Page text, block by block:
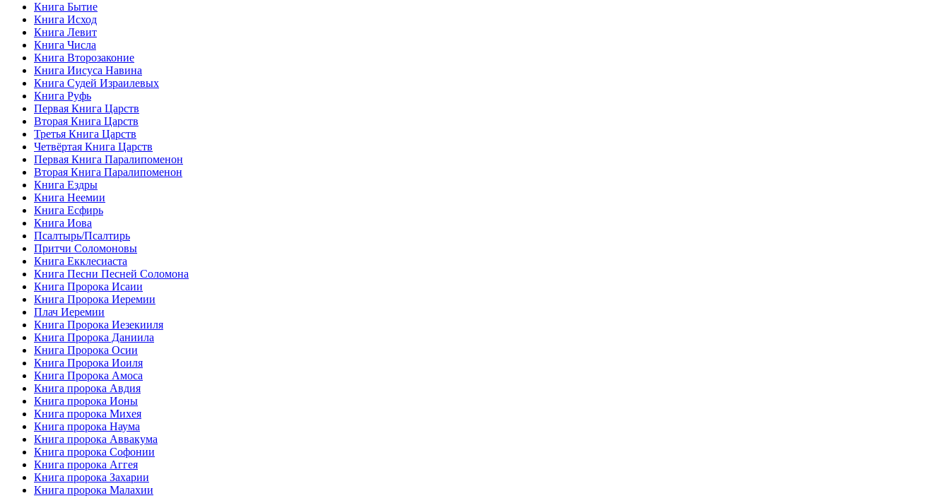
Книга Бытие
Книга Исход
Книга Левит
Книга Числа
Книга Второзаконие
Книга Иисуса Навина
Книга Судей Израилевых
Книга Руфь
Первая Книга Царств
Вторая Книга Царств
Третья Книга Царств
Четвёртая Книга Царств
Первая Книга Паралипоменон
Вторая Книга Паралипоменон
Книга Ездры
Книга Неемии
Книга Есфирь
Книга Иова
Псалтырь/Псалтирь
Притчи Соломоновы
Книга Екклесиаста
Книга Песни Песней Соломона
Книга Пророка Исаии
Книга Пророка Иеремии
Плач Иеремии
Книга Пророка Иезекииля
Книга Пророка Даниила
Книга Пророка Осии
Книга Пророка Иоиля
Книга Пророка Амоса
Книга пророка Авдия
Книга пророка Ионы
Книга пророка Михея
Книга пророка Наума
Книга пророка Аввакума
Книга пророка Софонии
Книга пророка Аггея
Книга пророка Захарии
Книга пророка Малахии